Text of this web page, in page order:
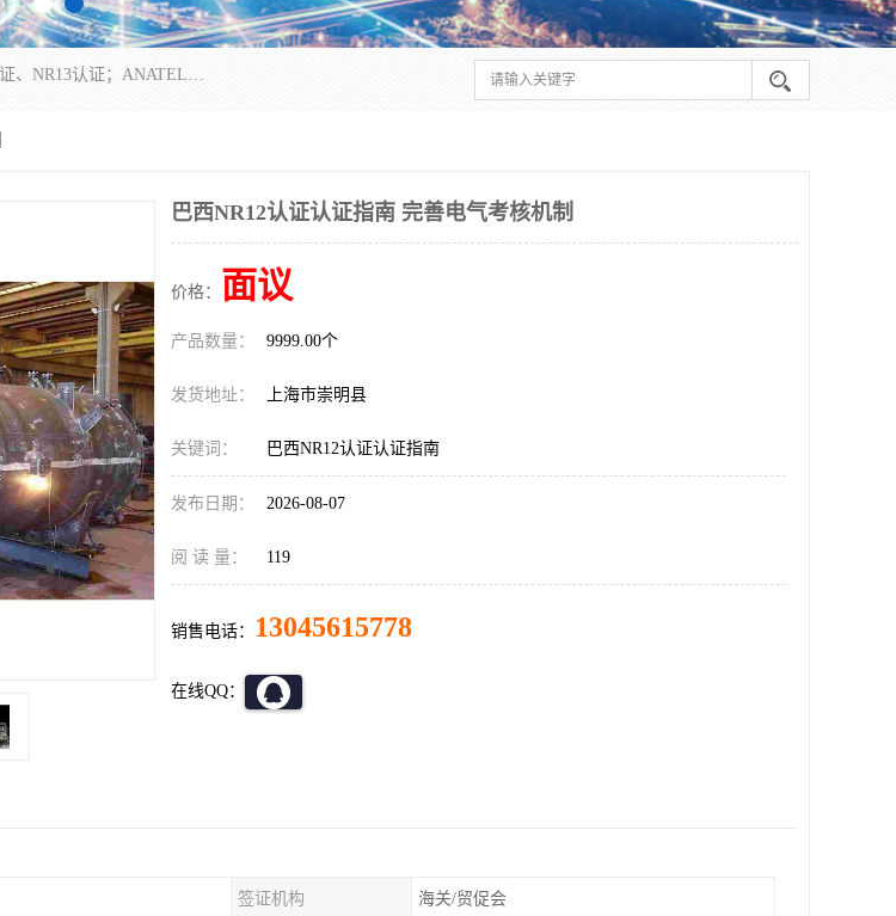
*是一家的测试、评估、检查与认机构，主要从事巴西NR10认证、NR12认证、NR13认证；ANATEL认证、INMTRO认证，欧盟CE认证：MD认证，PED认证，MID认证，ATEX认证，德国蓝色天使认证。
巴西NR12认证认证指南 完善电气考核机制
价格： 面议
产品数量： 9999.00个
发货地址： 上海市崇明县
关键词： 巴西NR12认证认证指南
发布日期： 2026-08-07
阅 读 量： 119
销售电话： 13045615778
在线QQ：
签证机构 海关/贸促会